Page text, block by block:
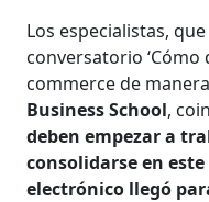
Los especialistas,
conversatorio
commerce de
Business School,
deben empezar a
consolidarse en
electrónico llegó